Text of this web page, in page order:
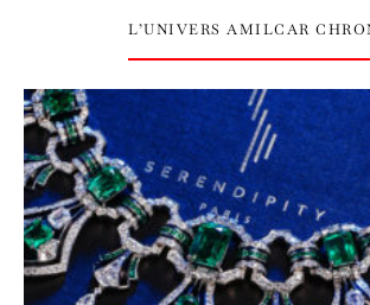
L’UNIVERS AMILCAR